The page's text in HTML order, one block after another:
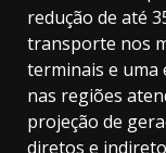
redução de até
transporte nos
terminais e uma
nas regiões
projeção de
diretos e